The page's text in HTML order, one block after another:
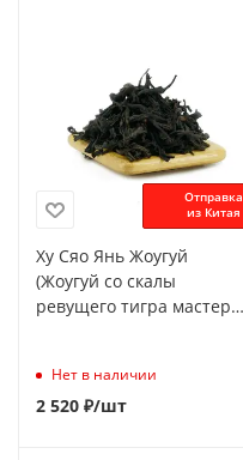
Отправка
из Китая
Ху Сяо Янь Жоугуй
(Жоугуй со скалы
ревущего тигра мастера
Нет в наличии
2 520 ₽/шт